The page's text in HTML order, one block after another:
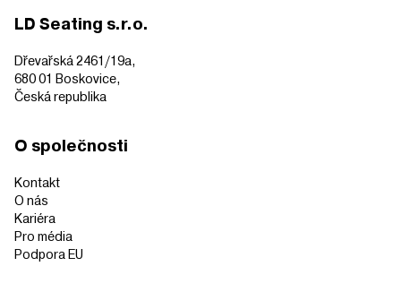
LD Seating s.r.o.
Dřevařská 2461/19a,
680 01 Boskovice,
Česká republika
O společnosti
Kontakt
O nás
Kariéra
Pro média
Podpora EU